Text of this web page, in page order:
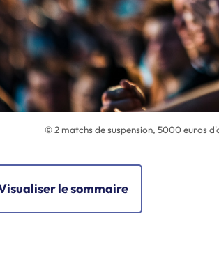
© 2 matchs de suspension, 5000 euros
le sommaire